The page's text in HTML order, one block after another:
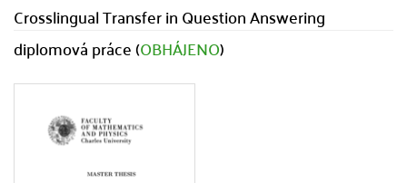
Crosslingual Transfer in Question Answering
diplomová práce (OBHÁJENO)